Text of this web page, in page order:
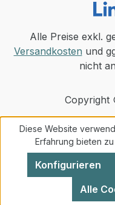
Alle Preise exkl.
Versandkosten und
nicht
Copyright
Diese Website
Erfahrung bieten
Konfigurieren
Alle